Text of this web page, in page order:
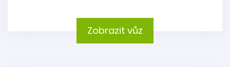
Zobrazit vůz